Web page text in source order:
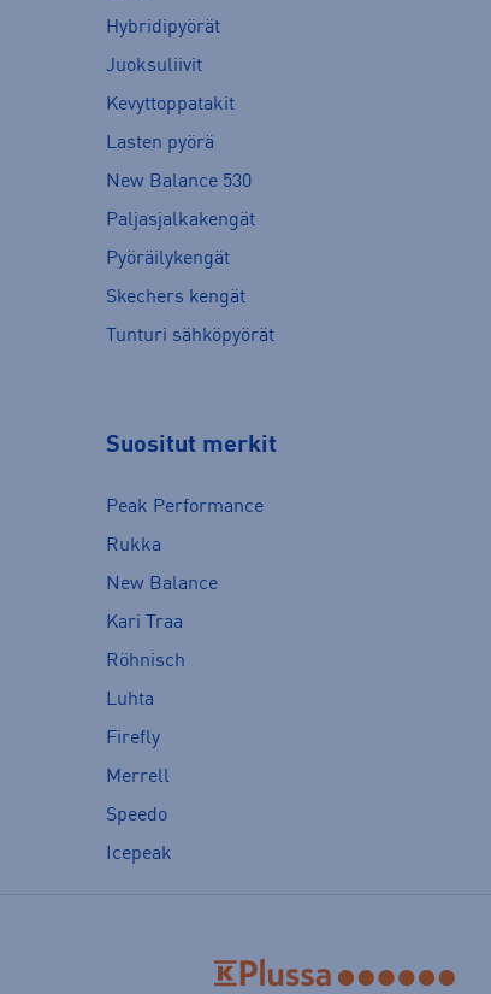
Hybridipyörät
Juoksuliivit
Kevyttoppatakit
Lasten pyörä
New Balance 530
Paljasjalkakengät
Pyöräilykengät
Skechers kengät
Tunturi sähköpyörät
Suositut merkit
Peak Performance
Rukka
New Balance
Kari Traa
Röhnisch
Luhta
Firefly
Merrell
Speedo
Icepeak